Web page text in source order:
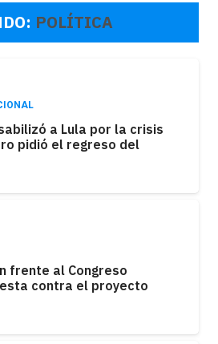
POLÍTICA
a Lula por la crisis
pidió el regreso del
frente al Congreso
contra el proyecto